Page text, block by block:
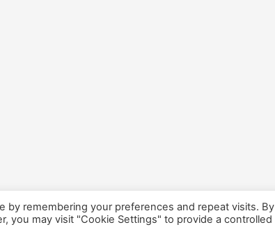
remembering your preferences and repeat visits. By
you may visit "Cookie Settings" to provide a controlled